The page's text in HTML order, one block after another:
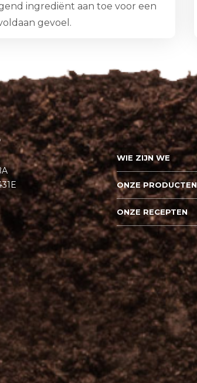
ingrediënt aan toe voor een
gevoel.
WIE ZIJN WE
ONZE PRODUCTEN
ONZE RECEPTEN